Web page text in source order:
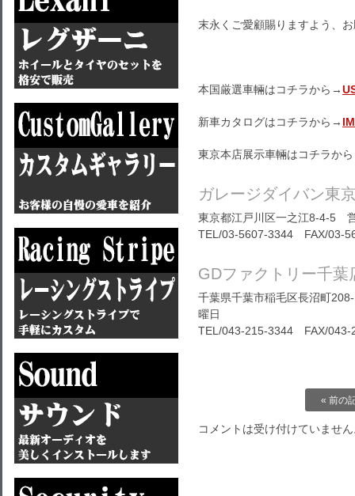
末永くご愛顧賜りますよう、
本国厳選車輛はコチラから→
新車カタログはコチラから→
東京本店展示車輛はコチラか
ガレージダイバン東
東京都江戸川区一之江8-4-5
TEL/03-5607-3344 FAX/03-
GDファクトリー千葉
千葉県千葉市稲毛区長沼町
曜日
TEL/043-215-3344 FAX/043-
« 前の
コメントは受け付けていませ